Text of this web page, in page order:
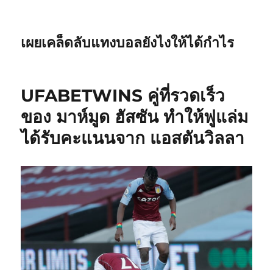
เผยเคล็ดลับแทงบอลยังไงให้ได้กำไร
UFABETWINS คู่ที่รวดเร็ว
ของ มาห์มูด ฮัสซัน ทำให้ฟูแล่ม
ได้รับคะแนนจาก แอสตันวิลลา